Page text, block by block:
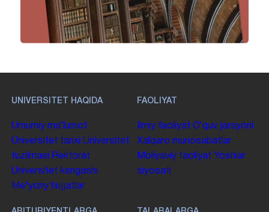
UNIVERSITET HAQIDA
Umumiy maʼlumot
Universitet tarixi Universitet
tuzilmasi
Rektorat
Universitet kengashi
Me'yoriy hujjatlar
FAOLIYAT
Ilmiy faoliyat Oʻquv jarayoni
Xalqaro munosabatlar
Moliyaviy faoliyat Yoshlar
siyosati